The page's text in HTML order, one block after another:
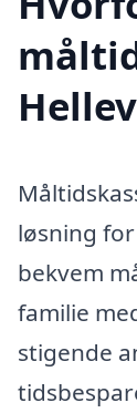
løsning
bekvem
familie
stigende